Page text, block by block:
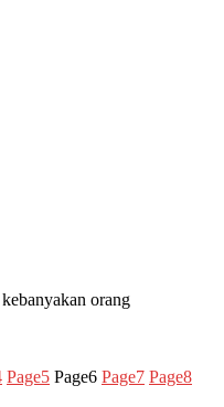
orang
Page5 Page6 Page7 Page8